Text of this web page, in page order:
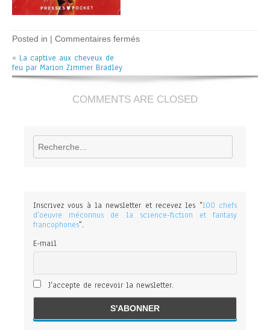
Posted in | Commentaires ferméssur
cheveux
feu
–
Bradley
« La captive aux cheveux de
feu par Marion Zimmer Bradley
COMMENTS ARE CLOSED
Rechercher
Inscrivez vous à la newsletter et recevez les "100 chefs
d'oeuvre méconnus de la science-fiction et fantasy
francophones".
E-mail
J'accepte de recevoir la newsletter.